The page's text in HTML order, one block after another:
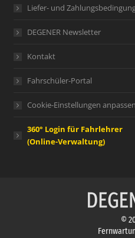
Liefer- und
DEGENER Newsletter
Kontakt
Fahrschüler-Portal
Cookie-Einstellungen anpassen
360° Login für Fahrlehrer
(Online-Verwaltung)
©